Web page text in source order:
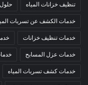
تنظيف خزانات المياه
خدمات الكشف عن تسربات
خدمات تنظيف خزانات
خدمات عزل المسابح
خدمات كشف تسربات المياه